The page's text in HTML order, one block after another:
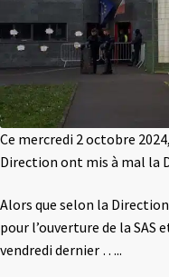
Ce mercredi 2 octobre
Direction ont mis à mal la
Alors que selon la
pour l’ouverture de la
vendredi dernier …..